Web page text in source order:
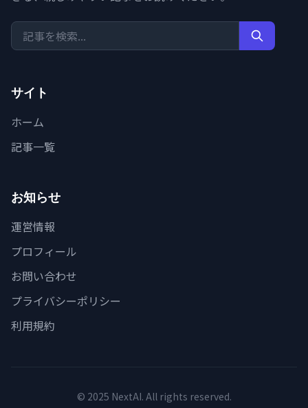
サイト
ホーム
記事一覧
お知らせ
運営情報
プロフィール
お問い合わせ
プライバシーポリシー
利用規約
© 2025 NextAI. All rights reserved.